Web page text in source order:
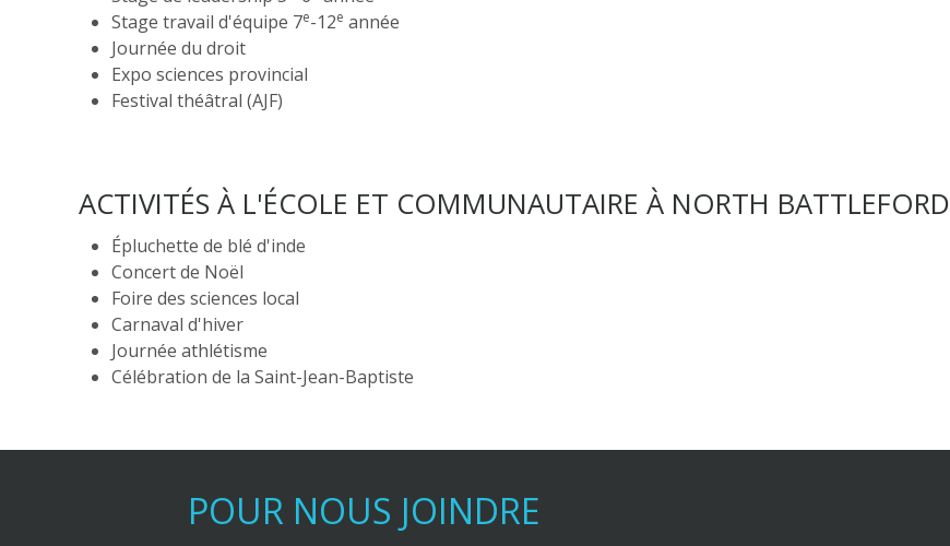
Stage travail d'équipe 7e-12e année
Journée du droit
Expo sciences provincial
Festival théâtral (AJF)
ACTIVITÉS À L'ÉCOLE ET COMMUNAUTAIRE À NORTH BATTLEFORD
Épluchette de blé d'inde
Concert de Noël
Foire des sciences local
Carnaval d'hiver
Journée athlétisme
Célébration de la Saint-Jean-Baptiste
POUR NOUS JOINDRE